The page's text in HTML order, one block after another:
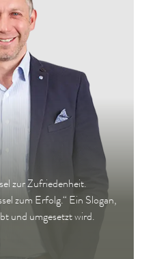
zur Zufriedenheit.
zum Erfolg.“ Ein Slogan,
und umgesetzt wird.